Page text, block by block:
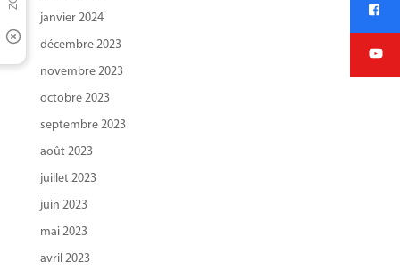
janvier 2024
décembre 2023
novembre 2023
octobre 2023
septembre 2023
août 2023
juillet 2023
juin 2023
mai 2023
avril 2023